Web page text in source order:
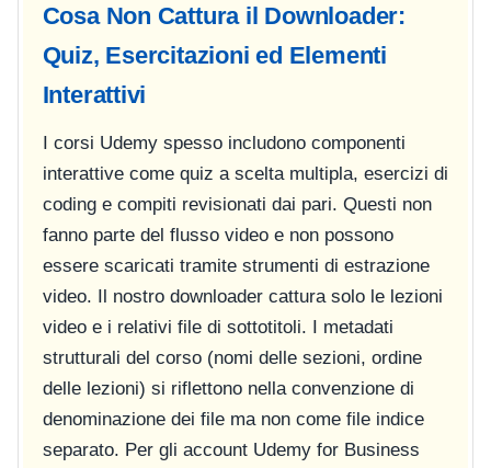
Cosa Non Cattura il Downloader:
Quiz, Esercitazioni ed Elementi
Interattivi
I corsi Udemy spesso includono componenti
interattive come quiz a scelta multipla, esercizi di
coding e compiti revisionati dai pari. Questi non
fanno parte del flusso video e non possono
essere scaricati tramite strumenti di estrazione
video. Il nostro downloader cattura solo le lezioni
video e i relativi file di sottotitoli. I metadati
strutturali del corso (nomi delle sezioni, ordine
delle lezioni) si riflettono nella convenzione di
denominazione dei file ma non come file indice
separato. Per gli account Udemy for Business